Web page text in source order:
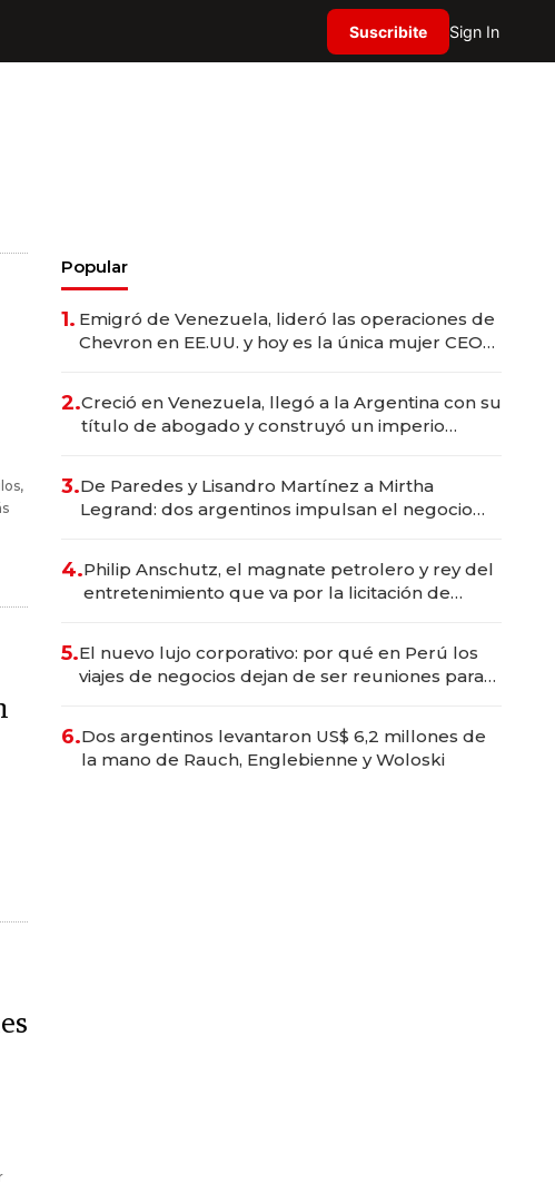
Suscribite Sign In
Popular
1. Emigró de Venezuela, lideró las operaciones de
Chevron en EE.UU. y hoy es la única mujer CEO
2.Creció en Venezuela, llegó a la Argentina con su
título de abogado y construyó un imperio
3.De Paredes y Lisandro Martínez a Mirtha
Legrand: dos argentinos impulsan el negocio
4.Philip Anschutz, el magnate petrolero y rey del
entretenimiento que va por la licitación de
5.El nuevo lujo corporativo: por qué en Perú los
viajes de negocios dejan de ser reuniones para
6.Dos argentinos levantaron US$ 6,2 millones de
la mano de Rauch, Englebienne y Woloski